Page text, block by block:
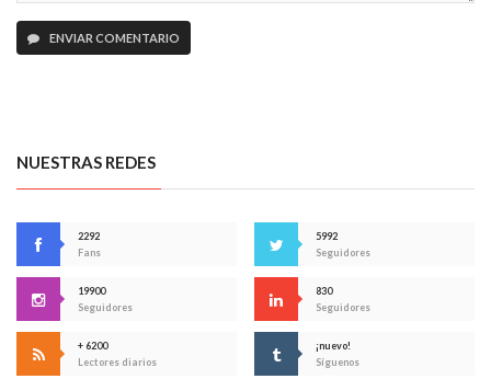
ENVIAR COMENTARIO
NUESTRAS REDES
2292
Fans
5992
Seguidores
19900
Seguidores
830
Seguidores
+ 6200
Lectores diarios
¡nuevo!
Síguenos